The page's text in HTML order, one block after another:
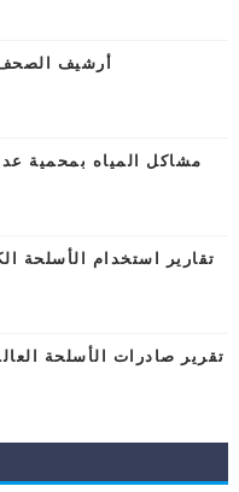
أرشيف الصحف
مشاكل المياه بمحمية
تقارير استخدام الأسلحة